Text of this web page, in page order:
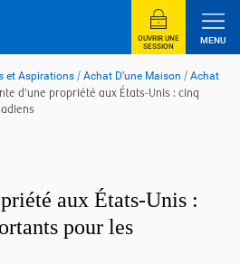
OUVRIR UNE
SESSION
MENU
et Aspirations / Achat D’une Maison / Achat
d’une propriété aux États-Unis : cinq
aux États-Unis :
pour les